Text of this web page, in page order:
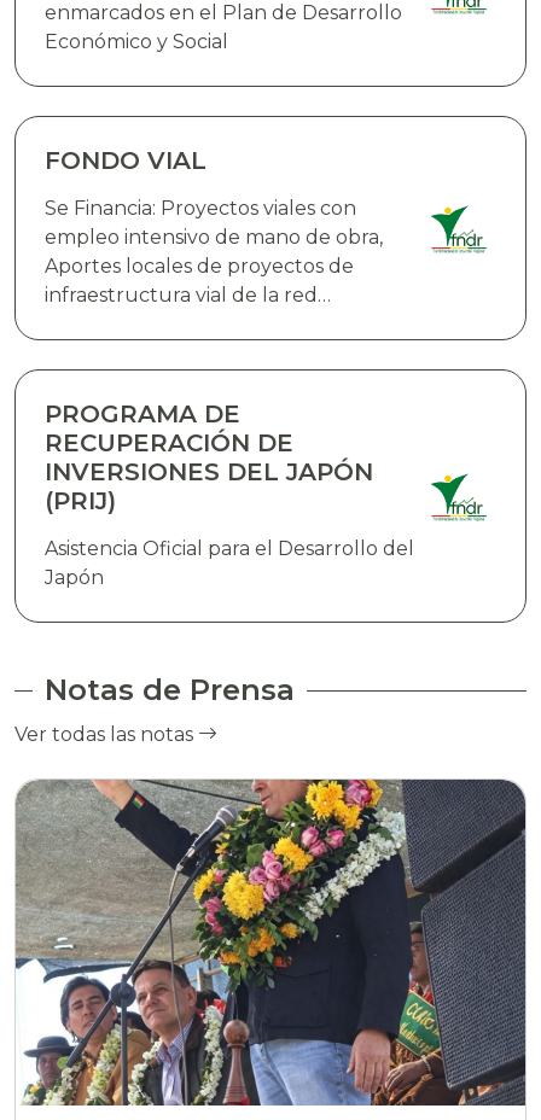
enmarcados en el Plan de Desarrollo
Económico y Social
FONDO VIAL
Se Financia: Proyectos viales con
empleo intensivo de mano de obra,
Aportes locales de proyectos de
infraestructura vial de la red
vial en rutas urbanas e interurbanas,
Infraestructura aeroportuaria y
equipamiento, Adquisición de bienes
PROGRAMA DE
RECUPERACIÓN DE
INVERSIONES DEL JAPÓN
(PRIJ)
Asistencia Oficial para el Desarrollo del
Japón
Notas de Prensa
Ver todas las notas